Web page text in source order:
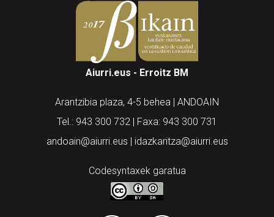
Aiurri.eus - Erroitz BM
Arantzibia plaza, 4-5 behea | ANDOAIN
Tel.: 943 300 732 | Faxa: 943 300 731
andoain@aiurri.eus | idazkaritza@aiurri.eus
Codesyntaxek garatua